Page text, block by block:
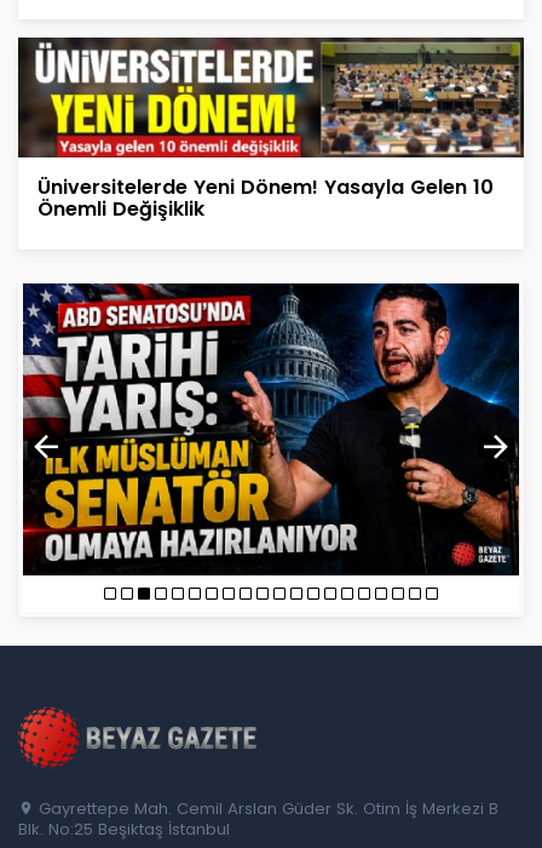
Üniversitelerde Yeni Dönem! Yasayla Gelen 10
Önemli Değişiklik
Gayrettepe Mah. Cemil Arslan Güder Sk. Otim İş Merkezi B
Blk. No:25 Beşiktaş İstanbul